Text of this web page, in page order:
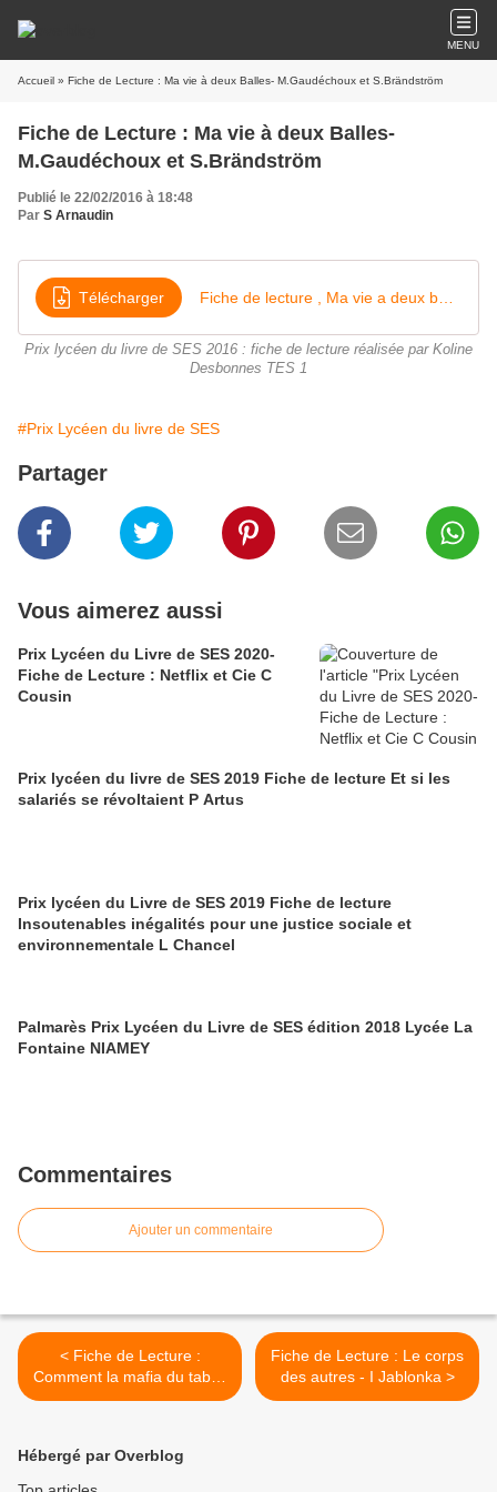
MENU
Accueil » Fiche de Lecture : Ma vie à deux Balles- M.Gaudéchoux et S.Brändström
Fiche de Lecture : Ma vie à deux Balles-
M.Gaudéchoux et S.Brändström
Publié le 22/02/2016 à 18:48
Par S Arnaudin
Télécharger
Prix lycéen du livre de SES 2016 : fiche de lecture réalisée par Koline
Desbonnes TES 1
#Prix Lycéen du livre de SES
Partager
Vous aimerez aussi
Prix Lycéen du Livre de SES 2020-
Fiche de Lecture : Netflix et Cie C
Cousin
Prix lycéen du livre de SES 2019 Fiche de lecture Et si les
salariés se révoltaient P Artus
Prix lycéen du Livre de SES 2019 Fiche de lecture
Insoutenables inégalités pour une justice sociale et
environnementale L Chancel
Palmarès Prix Lycéen du Livre de SES édition 2018 Lycée La
Fontaine NIAMEY
Commentaires
Ajouter un commentaire
< Fiche de Lecture :
Comment la mafia du tabac
nous manipule- M Lomazzi
Fiche de Lecture : Le corps
des autres - I Jablonka >
Hébergé par Overblog